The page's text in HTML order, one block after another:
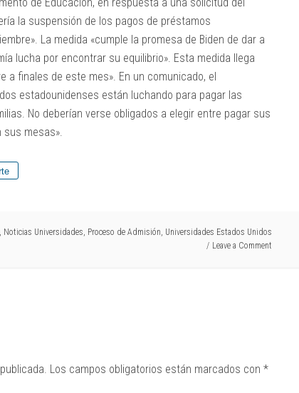
la suspensión de los pagos de préstamos
La medida «cumple la promesa de Biden de dar a
lucha por encontrar su equilibrio». Esta medida llega
a finales de este mes». En un comunicado, el
estadounidenses están luchando para pagar las
No deberían verse obligados a elegir entre pagar sus
sus mesas».
, Noticias Universidades, Proceso de Admisión, Universidades Estados Unidos
Leave a Comment
Los campos obligatorios están marcados con *